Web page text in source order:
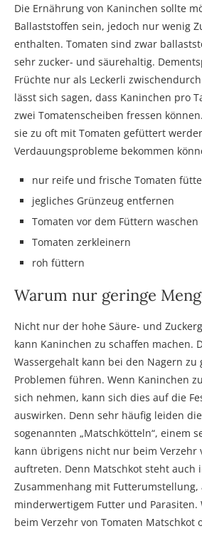
Die Ernährung von Kaninchen sollte
Ballaststoffen sein, jedoch nur wenig
enthalten. Tomaten sind zwar
sehr zucker- und säurehaltig.
Früchte nur als Leckerli
lässt sich sagen, dass Kaninchen pro
zwei Tomatenscheiben fressen
sie zu oft mit Tomaten gefüttert
Verdauungsprobleme bekommen
nur reife und frische Tomaten
jegliches Grünzeug entfernen
Tomaten vor dem Füttern waschen
Tomaten zerkleinern
roh füttern
Warum nur geringe
Nicht nur der hohe Säure- und
kann Kaninchen zu schaffen machen.
Wassergehalt kann bei den Nagern
Problemen führen. Wenn Kaninchen
sich nehmen, kann sich dies auf die
auswirken. Denn sehr häufig leiden die
sogenannten „Matschkötteln“, einem
kann übrigens nicht nur beim Verzehr
auftreten. Denn Matschkot steht auch
Zusammenhang mit Futterumstellung,
minderwertigem Futter und Parasiten.
beim Verzehr von Tomaten Matschkot